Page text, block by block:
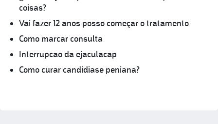
coisas?
Vai fazer 12 anos posso começar o tratamento
Como marcar consulta
Interrupcao da ejaculacap
Como curar candidiase peniana?